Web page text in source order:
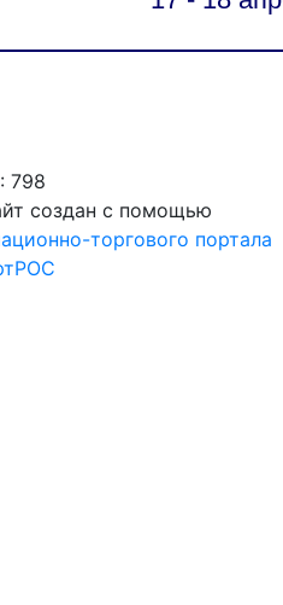
798
создан с помощью
торгового портала